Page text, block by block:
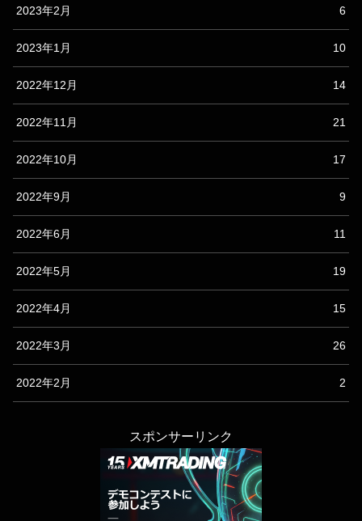
2023年2月 6
2023年1月 10
2022年12月 14
2022年11月 21
2022年10月 17
2022年9月 9
2022年6月 11
2022年5月 19
2022年4月 15
2022年3月 26
2022年2月 2
スポンサーリンク